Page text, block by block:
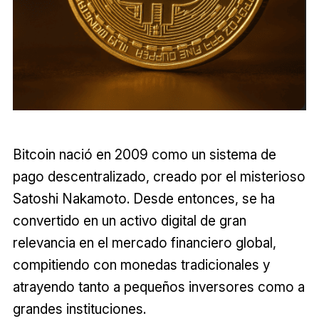
Bitcoin nació en 2009 como un sistema de
pago descentralizado, creado por el misterioso
Satoshi Nakamoto. Desde entonces, se ha
convertido en un activo digital de gran
relevancia en el mercado financiero global,
compitiendo con monedas tradicionales y
atrayendo tanto a pequeños inversores como a
grandes instituciones.